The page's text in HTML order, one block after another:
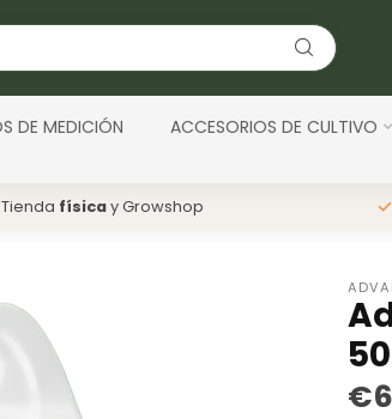
DE MEDICIÓN ACCESORIOS DE CULTIVO
Tienda físicay Growshop